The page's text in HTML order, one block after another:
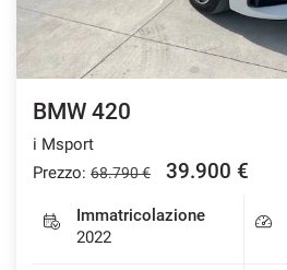
BMW 420
i Msport
Prezzo: 68.790 € 39.900 €
Immatricolazione
2022